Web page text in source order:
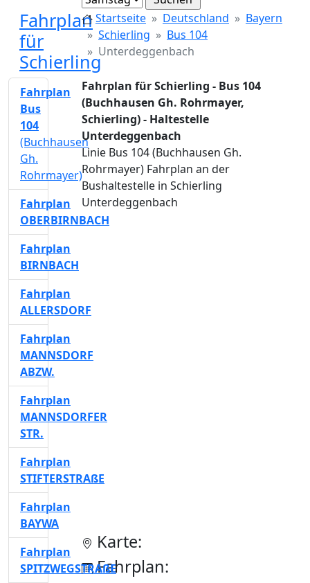
Fahrplan
für
Schierling
Startseite Deutschland
Bayern
Schierling
Bus 104
Unterdeggenbach
Fahrplan für Schierling - Bus 104
(Buchhausen Gh. Rohrmayer,
Schierling) - Haltestelle
Unterdeggenbach
Linie Bus 104 (Buchhausen Gh.
Rohrmayer) Fahrplan an der
Bushaltestelle in Schierling
Unterdeggenbach
Karte:
Fahrplan:
Fahrplan
Bus
104
(Buchhausen
Gh.
Rohrmayer)
Fahrplan
OBERBIRNBACH
Fahrplan
BIRNBACH
Fahrplan
ALLERSDORF
Fahrplan
MANNSDORF
ABZW.
Fahrplan
MANNSDORFER
STR.
Fahrplan
STIFTERSTRAßE
Fahrplan
BAYWA
Fahrplan
SPITZWEGSTRAßE